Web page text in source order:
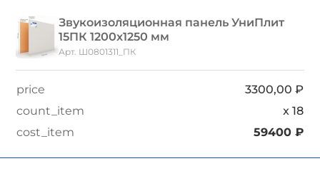
Звукоизоляционная панель УниПлит
15ПК 1200x1250 мм
Арт. Ш0801311_ПК
3300,00 ₽
x 18
59400₽